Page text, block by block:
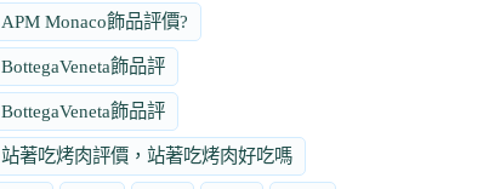
APM Monaco飾品評價?
BottegaVeneta飾品評
BottegaVeneta飾品評
站著吃烤肉評價，站著吃烤肉好吃嗎